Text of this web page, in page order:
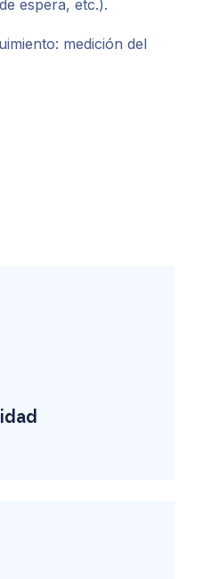
espera, etc.).
medición del